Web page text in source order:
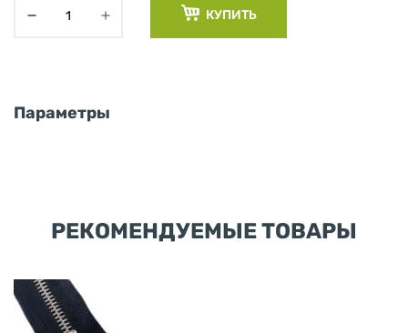
КУПИТЬ
Параметры
РЕКОМЕНДУЕМЫЕ ТОВАРЫ